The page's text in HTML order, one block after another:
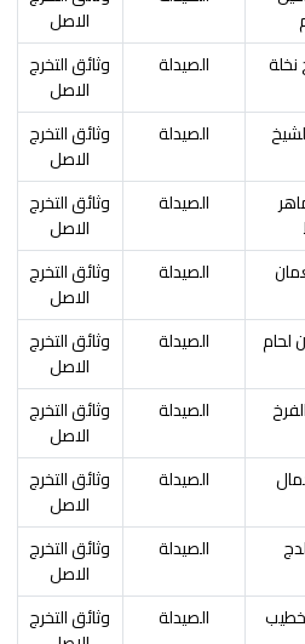
الاصل
الصيدلة
وثائق التخرج
الاصل
الصيدلة
وثائق التخرج
الاصل
الصيدلة
وثائق التخرج
الاصل
الصيدلة
وثائق التخرج
الاصل
لحام الصيدلة
وثائق التخرج
الاصل
الصيدلة
وثائق التخرج
الاصل
الصيدلة
وثائق التخرج
الاصل
الصيدلة
وثائق التخرج
الاصل
الصيدلة
وثائق التخرج